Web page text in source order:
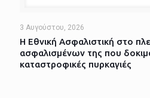
3 Αυγούστου, 2026
Η Εθνική Ασφαλιστική στο
ασφαλισμένων της που
καταστροφικές πυρκαγιές